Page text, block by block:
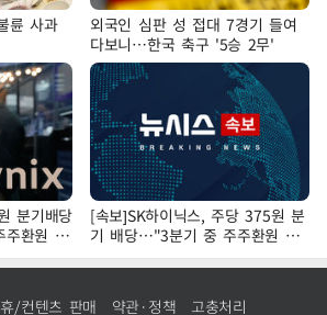
륜 사과
외국인 심판 성 접대 7경기 들여
다보니…한국 축구 '5승 2무'
분기배당
환원 발
[속보]SK하이닉스, 주당 375원 분
기 배당…"3분기 중 주주환원 방
안 확정"
/컨텐츠 판매 약관·정책 고충처리